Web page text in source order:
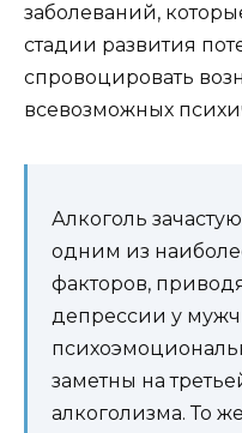
заболеваний,
стадии развития
спровоцировать
всевозможных
Алкоголь
одним из
факторов,
депрессии у
заметны на
алкоголизма. То